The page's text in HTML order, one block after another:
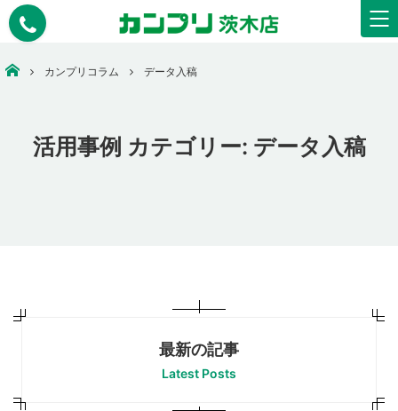
安いコピー・印刷・ウェアプリント・看板作成なら【カンプリ茨木店】
カンプリコラム データ入稿
活用事例 カテゴリー: データ入稿
最新の記事
Latest Posts